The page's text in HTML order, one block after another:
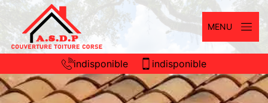
MENU
indisponible indisponible